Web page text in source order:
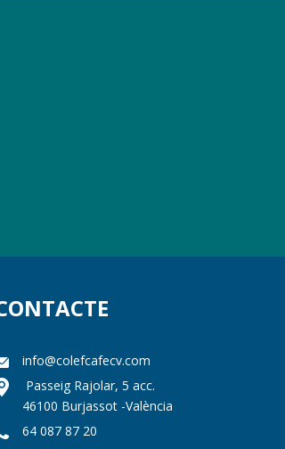
info@colefcafecv.com
Passeig Rajolar, 5 acc.
46100 Burjassot -València
64 087 87 20